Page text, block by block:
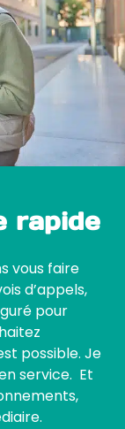
rapide
vous faire
d’appels,
pour
possible. Je
service. Et